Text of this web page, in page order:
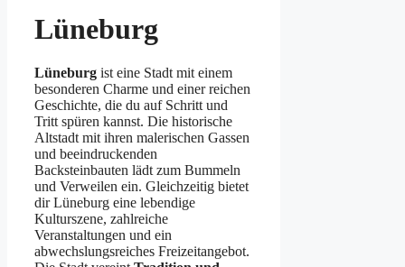
Lüneburg
Lüneburg ist eine Stadt mit einem
besonderen Charme und einer reichen
Geschichte, die du auf Schritt und
Tritt spüren kannst. Die historische
Altstadt mit ihren malerischen Gassen
und beeindruckenden
Backsteinbauten lädt zum Bummeln
und Verweilen ein. Gleichzeitig bietet
dir Lüneburg eine lebendige
Kulturszene, zahlreiche
Veranstaltungen und ein
abwechslungsreiches Freizeitangebot.